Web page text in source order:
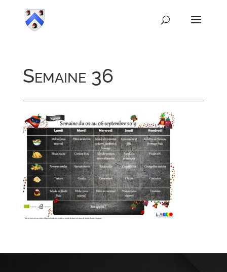
Semaine 36